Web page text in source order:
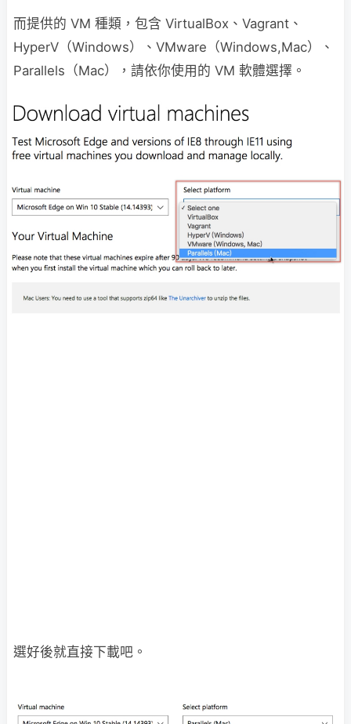
而提供的 VM 種類，包含 VirtualBox、Vagrant、
HyperV（Windows）、VMware（Windows,Mac）、
Parallels（Mac），請依你使用的 VM 軟體選擇。
選好後就直接下載吧。